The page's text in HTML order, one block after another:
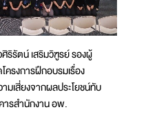
ริรัตน์ เสริมวิฑูรย์ รองผู้
ครงการฝึกอบรมเรื่อง
เสี่ยงจากผลประโยชน์ทับ
ารสำนักงาน อพ.